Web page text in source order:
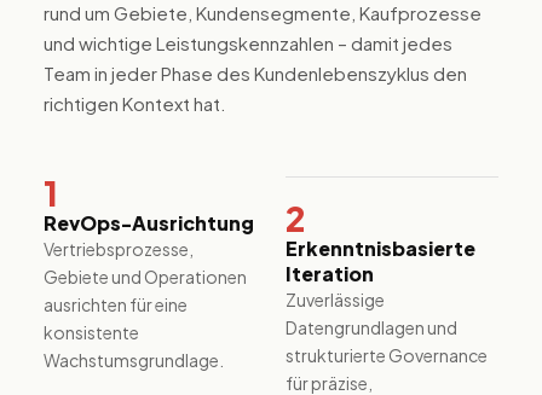
rund um Gebiete, Kundensegmente, Kaufprozesse
und wichtige Leistungskennzahlen – damit jedes
Team in jeder Phase des Kundenlebenszyklus den
richtigen Kontext hat.
1
RevOps-Ausrichtung
Vertriebsprozesse,
Gebiete und Operationen
ausrichten für eine
konsistente
Wachstumsgrundlage.
2
Erkenntnisbasierte
Iteration
Zuverlässige
Datengrundlagen und
strukturierte Governance
für präzise,